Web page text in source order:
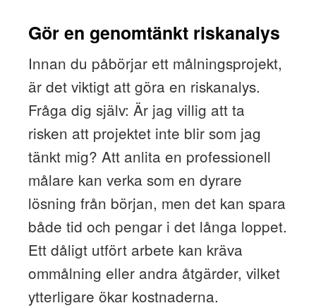
Gör en genomtänkt riskanalys
Innan du påbörjar ett målningsprojekt,
är det viktigt att göra en riskanalys.
Fråga dig själv: Är jag villig att ta
risken att projektet inte blir som jag
tänkt mig? Att anlita en professionell
målare kan verka som en dyrare
lösning från början, men det kan spara
både tid och pengar i det långa loppet.
Ett dåligt utfört arbete kan kräva
ommålning eller andra åtgärder, vilket
ytterligare ökar kostnaderna.